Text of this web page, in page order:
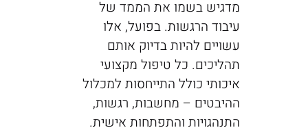
מדגיש בשמו את הממד של
עיבוד הרגשות. בפועל, אלו
עשויים להיות בדיוק אותם
תהליכים. כל טיפול מקצועי
איכותי כולל התייחסות למכלול
ההיבטים – מחשבות, רגשות,
התנהגויות והתפתחות אישית.